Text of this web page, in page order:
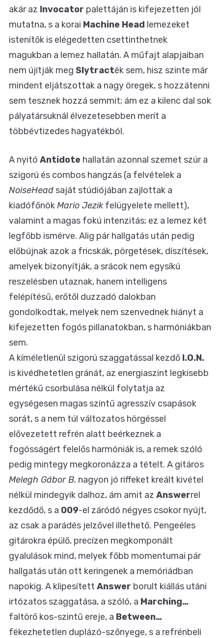
akár az Invocator palettáján is kifejezetten jól
mutatna, s a korai Machine Head lemezeket
istenítők is elégedetten csettinthetnek
magukban a lemez hallatán. A műfajt alapjaiban
nem újítják meg Slytracték sem, hisz szinte már
mindent eljátszottak a nagy öregek, s hozzátenni
sem tesznek hozzá semmit; ám ez a kilenc dal sok
pályatársuknál élvezetesebben merít a
többévtizedes hagyatékból.
A nyitó Antidote hallatán azonnal szemet szúr a
szigorú és combos hangzás (a felvételek a
NoiseHead saját stúdiójában zajlottak a
kiadófőnökMario Jezikfelügyelete mellett),
valamint a magas fokú intenzitás; ez a lemez két
legfőbb ismérve. Alig pár hallgatás után pedig
előbújnak azok a fricskák, pörgetések, díszítések,
amelyek bizonyítják, a srácok nem egysíkú
reszelésben utaznak, hanem intelligens
felépítésű, erőtől duzzadó dalokban
gondolkodtak, melyek nem szenvednek hiányt a
kifejezetten fogós pillanatokban, s harmóniákban
sem.
A kíméletlenül szigorú szaggatással kezdő I.O.N.
is kivédhetetlen gránát, az energiaszint legkisebb
mértékű csorbulása nélkül folytatja az
egységesen magas szintű agresszív csapások
sorát, s a nem túl változatos hörgéssel
elővezetett refrén alatt beérkeznek a
fogósságért felelős harmóniák is, a remek szóló
pedig mintegy megkoronázza a tételt. A gitáros
Melegh Gábor B. nagyon jó riffeket kreált kivétel
nélkül mindegyik dalhoz, ám amit az Answerrel
kezdődő, s a 009-el záródó négyes csokor nyújt,
az csak a parádés jelzővel illethető. Pengeéles
gitárokra épülő, precízen megkomponált
gyalulások mind, melyek főbb momentumai pár
hallgatás után ott keringenek a memóriádban
napokig. A klipesített Answer borult kiállás utáni
irtózatos szaggatása, a szóló, a Marching…
faltörő kos-szintű ereje, a Between…
fékezhetetlen duplázó-szőnyege, s a refrénbeli